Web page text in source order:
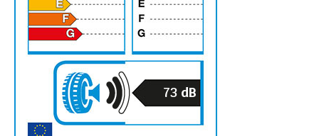
73 dB